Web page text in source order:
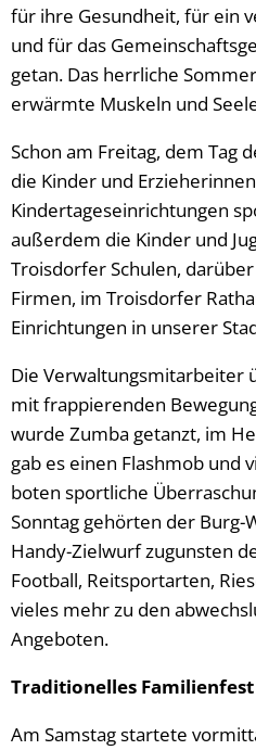
für ihre Gesundheit, für ein
und für das
getan. Das herrliche
erwärmte Muskeln und
Schon am Freitag, dem Tag
die Kinder und
Kindertageseinrichtungen
außerdem die Kinder und
Troisdorfer Schulen,
Firmen, im Troisdorfer
Einrichtungen in unserer
Die Verwaltungsmitarbeiter
mit frappierenden
wurde Zumba getanzt, im
gab es einen Flashmob und
boten sportliche
Sonntag gehörten der Burg-
Handy-Zielwurf zugunsten
Football, Reitsportarten,
vieles mehr zu den
Angeboten.
Traditionelles Familienfest
Am Samstag startete